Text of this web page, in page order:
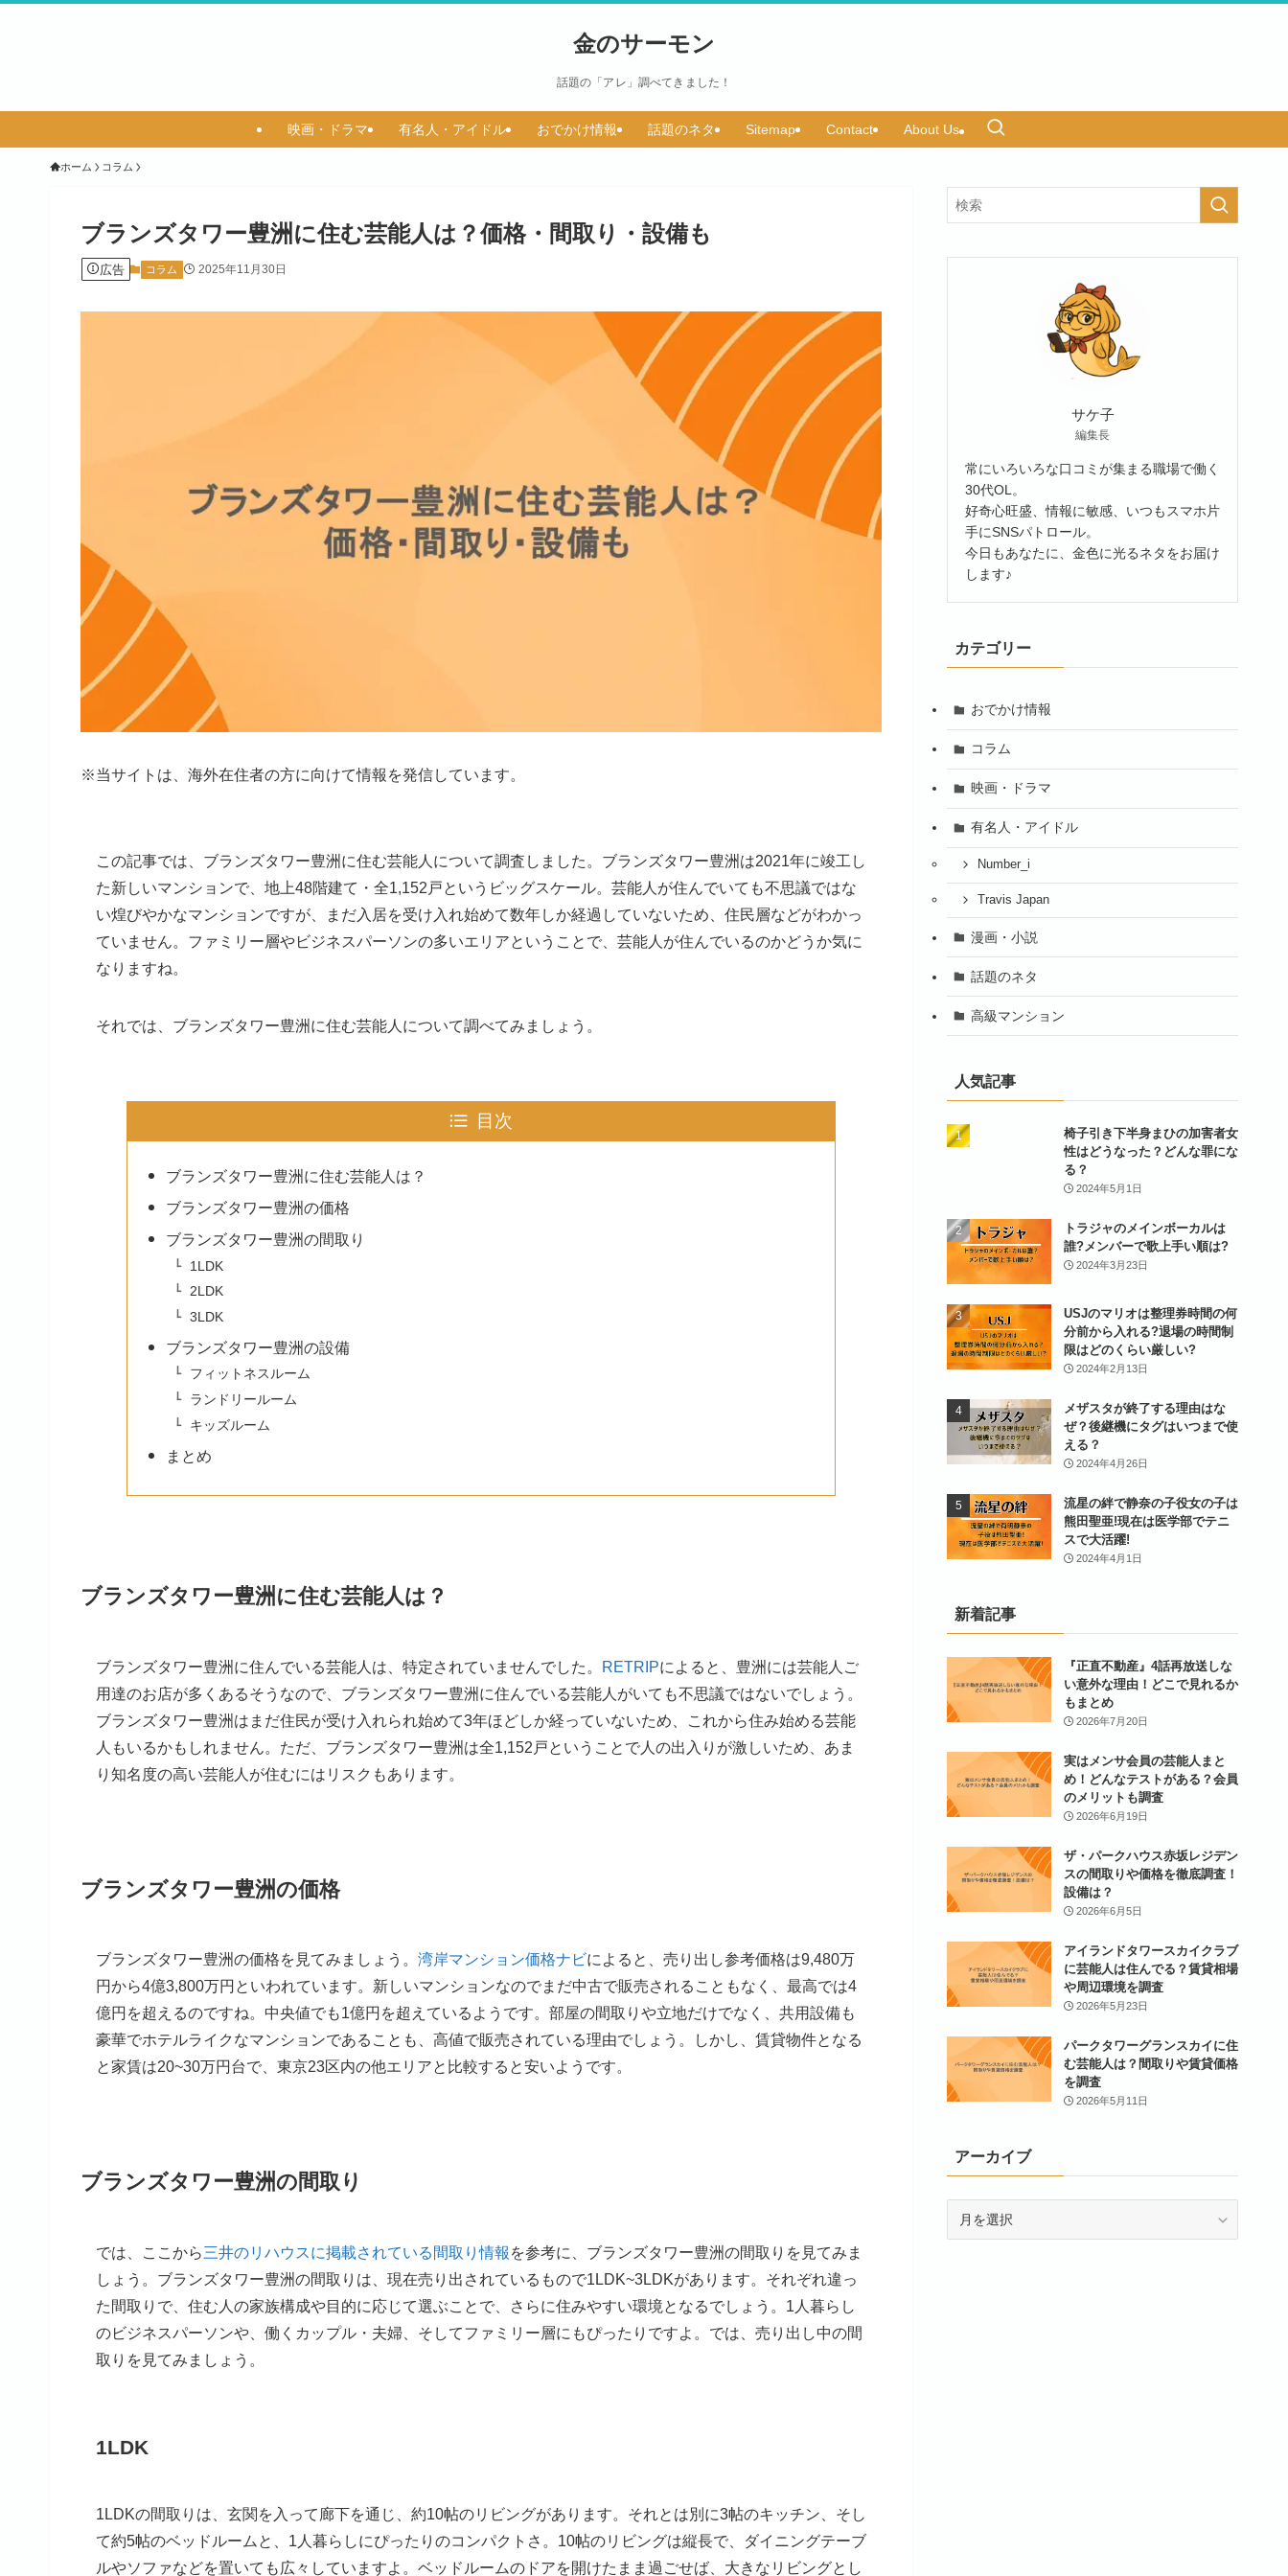
金のサーモン
話題の「アレ」調べてきました！
映画・ドラマ 有名人・アイドル おでかけ情報 話題のネタ Sitemap Contact About Us
ホーム コラム
ブランズタワー豊洲に住む芸能人は？価格・間取り・設備も
広告 コラム 2025年11月30日
※当サイトは、海外在住者の方に向けて情報を発信しています。
この記事では、ブランズタワー豊洲に住む芸能人について調査しました。ブランズタワー豊洲は2021年に竣工し
た新しいマンションで、地上48階建て・全1,152戸というビッグスケール。芸能人が住んでいても不思議ではな
い煌びやかなマンションですが、まだ入居を受け入れ始めて数年しか経過していないため、住民層などがわかっ
ていません。ファミリー層やビジネスパーソンの多いエリアということで、芸能人が住んでいるのかどうか気に
なりますね。
それでは、ブランズタワー豊洲に住む芸能人について調べてみましょう。
目次
ブランズタワー豊洲に住む芸能人は？
ブランズタワー豊洲の価格
ブランズタワー豊洲の間取り
1LDK
2LDK
3LDK
ブランズタワー豊洲の設備
フィットネスルーム
ランドリールーム
キッズルーム
まとめ
ブランズタワー豊洲に住む芸能人は？
ブランズタワー豊洲に住んでいる芸能人は、特定されていませんでした。 RETRIPによると、豊洲には芸能人ご
用達のお店が多くあるそうなので、ブランズタワー豊洲に住んでいる芸能人がいても不思議ではないでしょう。
ブランズタワー豊洲はまだ住民が受け入れられ始めて3年ほどしか経っていないため、これから住み始める芸能
人もいるかもしれません。ただ、ブランズタワー豊洲は全1,152戸ということで人の出入りが激しいため、あま
り知名度の高い芸能人が住むにはリスクもあります。
ブランズタワー豊洲の価格
ブランズタワー豊洲の価格を見てみましょう。 湾岸マンション価格ナビによると、売り出し参考価格は9,480万
円から4億3,800万円といわれています。新しいマンションなのでまだ中古で販売されることもなく、最高では4
億円を超えるのですね。中央値でも1億円を超えているようです。部屋の間取りや立地だけでなく、共用設備も
豪華でホテルライクなマンションであることも、高値で販売されている理由でしょう。しかし、賃貸物件となる
と家賃は20~30万円台で、東京23区内の他エリアと比較すると安いようです。
ブランズタワー豊洲の間取り
では、ここから三井のリハウスに掲載されている間取り情報 を参考に、ブランズタワー豊洲の間取りを見てみま
しょう。ブランズタワー豊洲の間取りは、現在売り出されているもので1LDK~3LDKがあります。それぞれ違っ
た間取りで、住む人の家族構成や目的に応じて選ぶことで、さらに住みやすい環境となるでしょう。1人暮らし
のビジネスパーソンや、働くカップル・夫婦、そしてファミリー層にもぴったりですよ。では、売り出し中の間
取りを見てみましょう。
1LDK
1LDKの間取りは、玄関を入って廊下を通じ、約10帖のリビングがあります。それとは別に3帖のキッチン、そし
て約5帖のベッドルームと、1人暮らしにぴったりのコンパクトさ。10帖のリビングは縦長で、ダイニングテーブ
ルやソファなどを置いても広々していますよ。ベッドルームのドアを開けたまま過ごせば、大きなリビングとし
サケ子
編集長
常にいろいろな口コミが集まる職場で働く
30代OL。
好奇心旺盛、情報に敏感、いつもスマホ片
手にSNSパトロール。
今日もあなたに、金色に光るネタをお届け
します♪
カテゴリー
おでかけ情報
コラム
映画・ドラマ
有名人・アイドル
Number_i
Travis Japan
漫画・小説
話題のネタ
高級マンション
人気記事
椅子引き下半身まひの加害者女
性はどうなった？どんな罪にな
る？
2024年5月1日
トラジャのメインボーカルは
誰?メンバーで歌上手い順は?
2024年3月23日
USJのマリオは整理券時間の何
分前から入れる?退場の時間制
限はどのくらい厳しい?
2024年2月13日
メザスタが終了する理由はな
ぜ？後継機にタグはいつまで使
える？
2024年4月26日
流星の絆で静奈の子役女の子は
熊田聖亜!現在は医学部でテニ
スで大活躍!
2024年4月1日
新着記事
『正直不動産』4話再放送しな
い意外な理由！どこで見れるか
もまとめ
2026年7月20日
実はメンサ会員の芸能人まと
め！どんなテストがある？会員
のメリットも調査
2026年6月19日
ザ・パークハウス赤坂レジデン
スの間取りや価格を徹底調査！
設備は？
2026年6月5日
アイランドタワースカイクラブ
に芸能人は住んでる？賃貸相場
や周辺環境を調査
2026年5月23日
パークタワーグランスカイに住
む芸能人は？間取りや賃貸価格
を調査
2026年5月11日
アーカイブ